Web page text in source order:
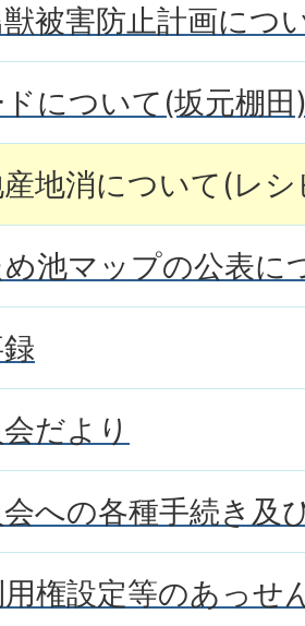
被害防止計画につ
について(坂元棚田
地消について(レ
池マップの公表に
だより
への各種手続き及
権設定等のあっせ